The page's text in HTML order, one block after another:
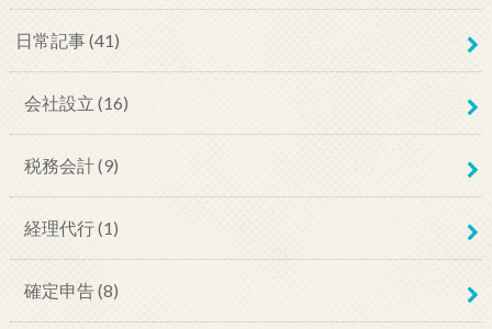
日常記事(41)
会社設立 (16)
税務会計(9)
経理代行(1)
確定申告(8)